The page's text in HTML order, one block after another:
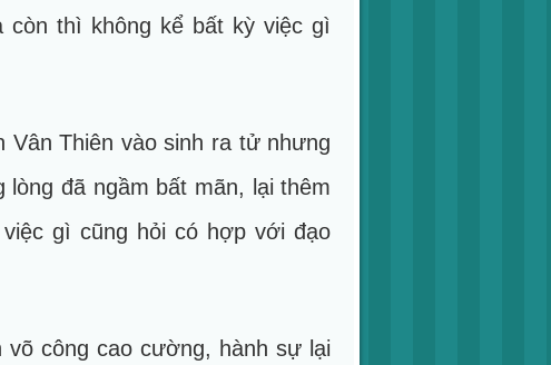
còn thì không kể bất kỳ việc gì
Thiên vào sinh ra tử nhưng
đã ngầm bất mãn, lại thêm
gì cũng hỏi có hợp với đạo
võ công cao cường, hành sự lại